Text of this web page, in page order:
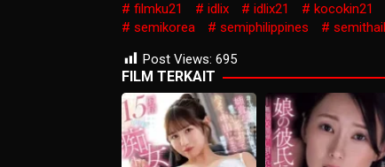
filmku21
idlix idlix21 kocokin21
semikorea
semiphilippines
Post Views: 695
FILM TERKAIT